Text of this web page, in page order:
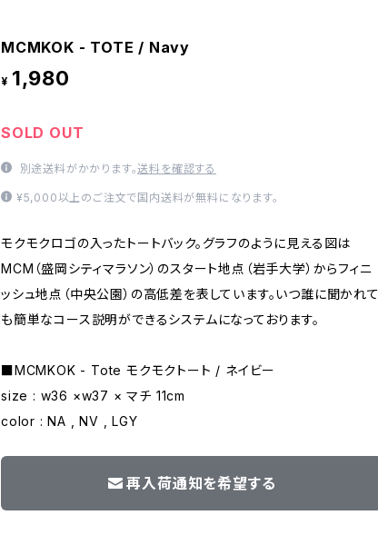
MCMKOK - TOTE / Navy
¥ 1,980
SOLD OUT
別途送料がかかります。送料を確認する
¥5,000以上のご注文で国内送料が無料になります。
モクモクロゴの入ったトートバック。グラフのように見える図は
MCM（盛岡シティマラソン）のスタート地点（岩手大学）からフィニ
ッシュ地点（中央公園）の高低差を表しています。いつ誰に聞かれて
も簡単なコース説明ができるシステムになっております。
■MCMKOK - Tote モクモクトート / ネイビー
size : w36 ×w37 × マチ 11cm
color : NA , NV , LGY
再入荷通知を希望する